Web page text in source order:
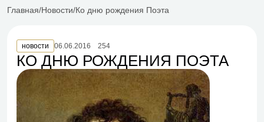
Главная Новости Ко дню рождения Поэта
КО ДНЮ РОЖДЕНИЯ ПОЭТА
новости 06.06.2016 254